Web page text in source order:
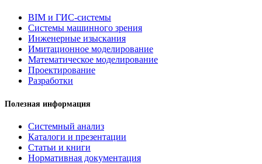
BIM и ГИС-системы
Системы машинного зрения
Инженерные изыскания
Имитационное моделирование
Математическое моделирование
Проектирование
Разработки
Полезная информация
Системный анализ
Каталоги и презентации
Статьи и книги
Нормативная документация